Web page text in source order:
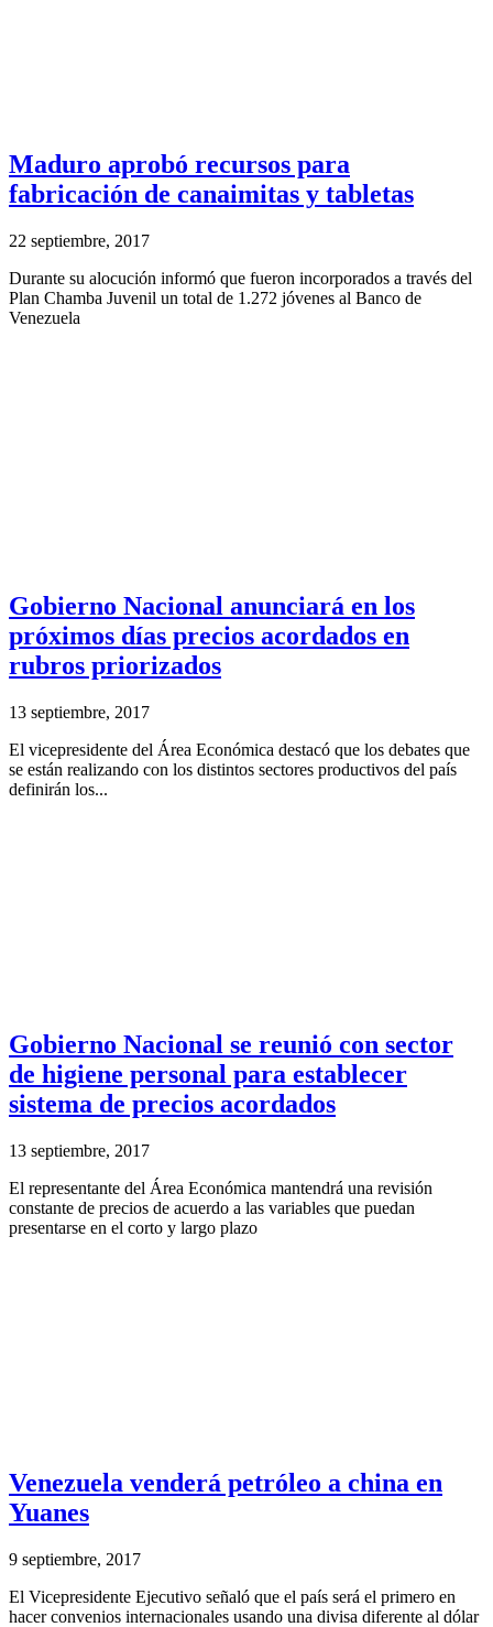
Maduro aprobó recursos para
fabricación de canaimitas y tabletas
22 septiembre, 2017
Durante su alocución informó que fueron incorporados a través del
Plan Chamba Juvenil un total de 1.272 jóvenes al Banco de
Venezuela
Gobierno Nacional anunciará en los
próximos días precios acordados en
rubros priorizados
13 septiembre, 2017
El vicepresidente del Área Económica destacó que los debates que
se están realizando con los distintos sectores productivos del país
definirán los...
Gobierno Nacional se reunió con sector
de higiene personal para establecer
sistema de precios acordados
13 septiembre, 2017
El representante del Área Económica mantendrá una revisión
constante de precios de acuerdo a las variables que puedan
presentarse en el corto y largo plazo
Venezuela venderá petróleo a china en
Yuanes
9 septiembre, 2017
El Vicepresidente Ejecutivo señaló que el país será el primero en
hacer convenios internacionales usando una divisa diferente al dólar